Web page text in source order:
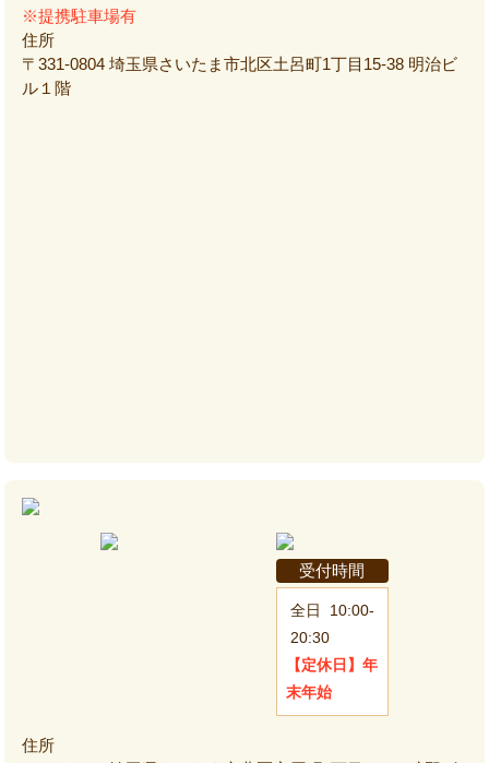
※提携駐車場有
住所
〒331-0804 埼玉県さいたま市北区土呂町1丁目15-38 明治ビ
ル１階
受付時間
全日
10:00-
20:30
【定休日】 年
末年始
住所